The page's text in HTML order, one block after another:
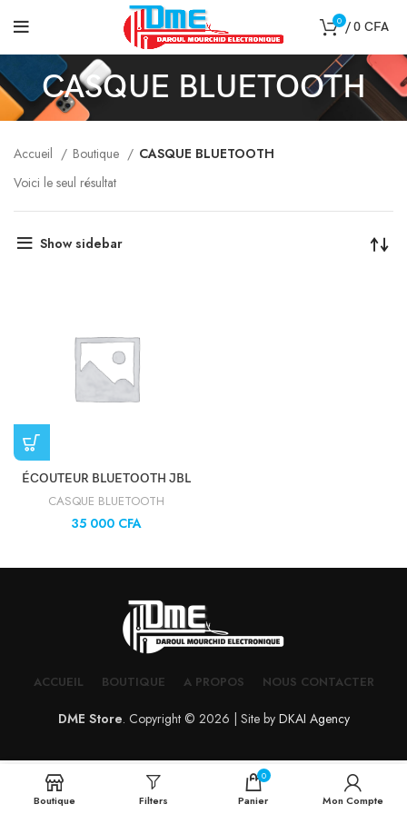
0 /0 CFA
CASQUE BLUETOOTH
Accueil Boutique
CASQUE BLUETOOTH
Voici le seul résultat
Show sidebar
ÉCOUTEUR BLUETOOTH JBL
CASQUE BLUETOOTH
35 000 CFA
ACCUEIL BOUTIQUE A PROPOS NOUS CONTACTER
DME Store. Copyright © 2026 | Site by DKAI Agency
Boutique Filters
0
Panier Mon Compte